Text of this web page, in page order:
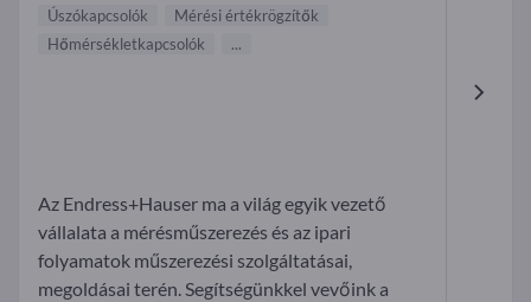
Úszókapcsolók
Mérési értékrögzítők
Hőmérsékletkapcsolók
...
Az Endress+Hauser ma a világ egyik vezető
vállalata a mérésműszerezés és az ipari
folyamatok műszerezési szolgáltatásai,
megoldásai terén. Segítségünkkel vevőink a